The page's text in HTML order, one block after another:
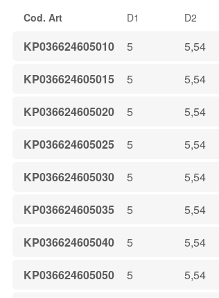
Cod. Art D1 D2
KP036624605010 5 5,54
KP036624605015 5 5,54
KP036624605020 5 5,54
KP036624605025 5 5,54
KP036624605030 5 5,54
KP036624605035 5 5,54
KP036624605040 5 5,54
KP036624605050 5 5,54